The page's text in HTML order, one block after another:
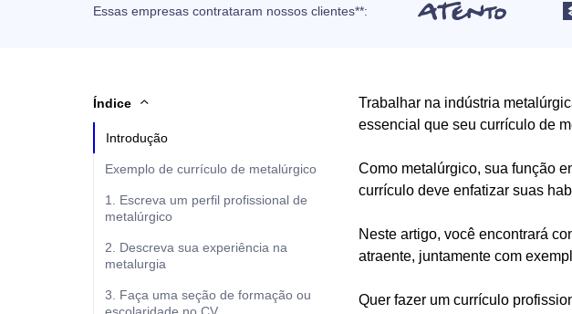
Essas empresas contrataram nossos clientes**:
Índice
Introdução
Exemplo de currículo de metalúrgico
1. Escreva um perfil profissional de
metalúrgico
2. Descreva sua experiência na
metalurgia
3. Faça uma seção de formação ou
Trabalhar na indústria
essencial que seu currículo de
Como metalúrgico, sua função
currículo deve enfatizar suas
Neste artigo, você encontrará
atraente, juntamente com
Quer fazer um currículo